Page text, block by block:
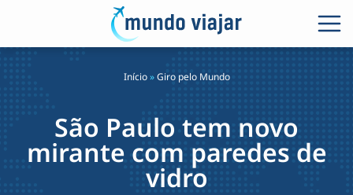
Início»Giro pelo Mundo
São Paulo tem novo
mirante com paredes de
vidro